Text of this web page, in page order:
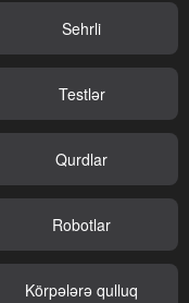
Sehrli
Testlər
Qurdlar
Robotlar
Körpələrə qulluq